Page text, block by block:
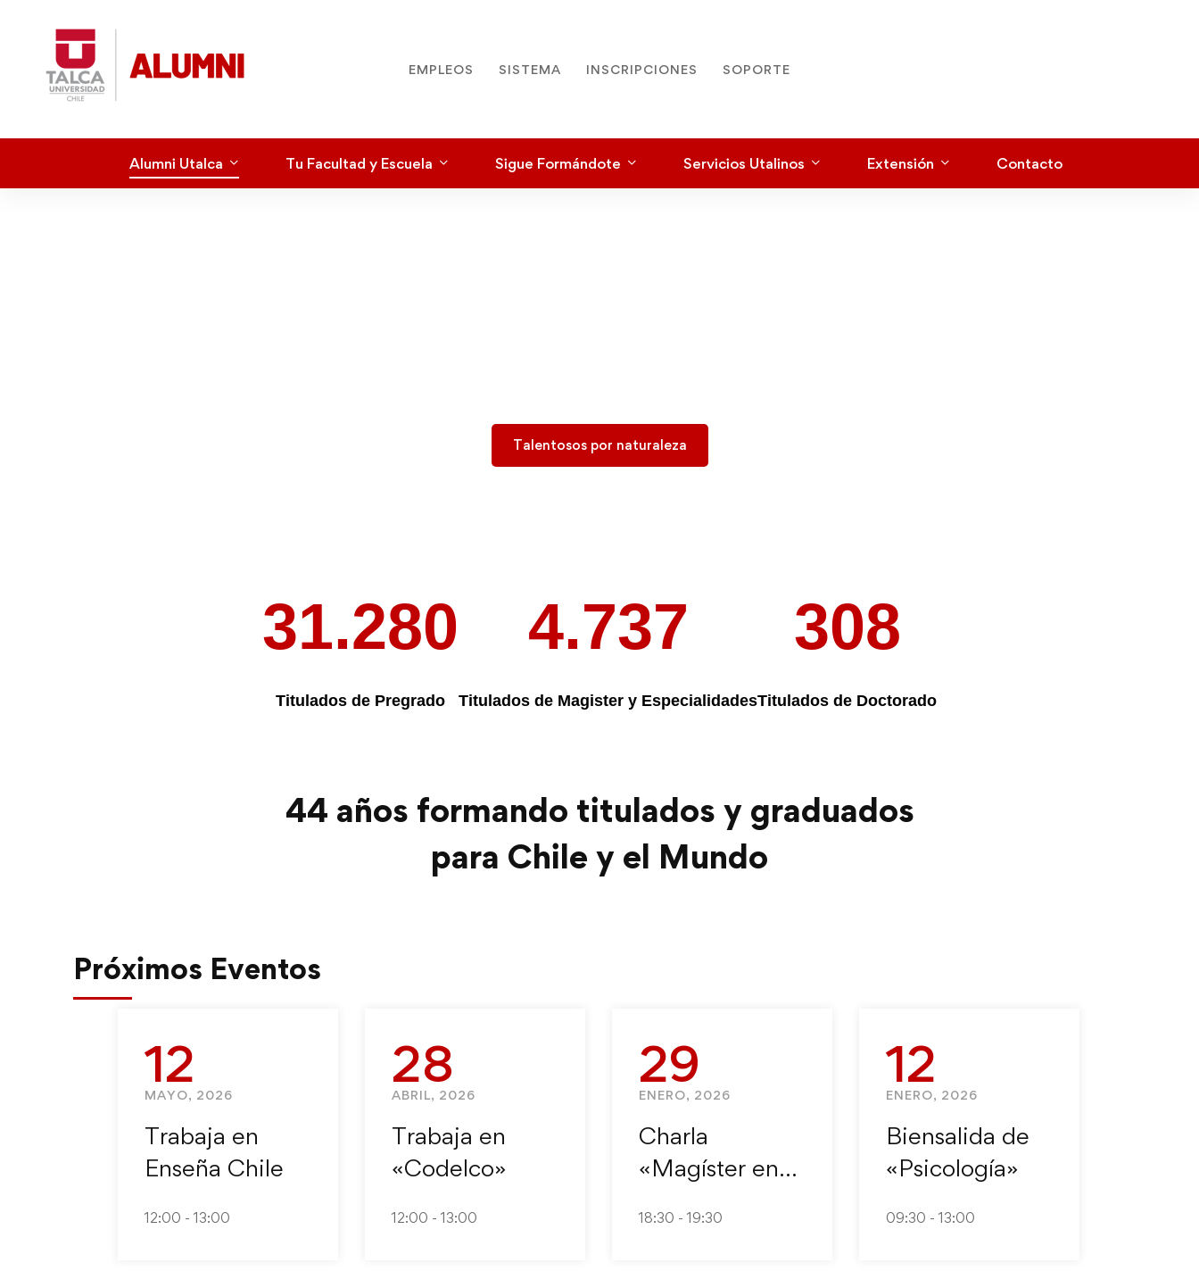
EMPLEOS SISTEMA INSCRIPCIONES SOPORTE
Alumni Utalca Tu Facultad y Escuela Sigue Formándote Servicios Utalinos Extensión Contacto
Talentosos por naturaleza
31.280
Titulados de Pregrado
4.737
Titulados de Magister y Especialidades
308
Titulados de Doctorado
44 años formando titulados y graduados
para Chile y el Mundo
Próximos Eventos
12
MAYO, 2026
Trabaja en
Enseña Chile
12:00 - 13:00
28
ABRIL, 2026
Trabaja en
«Codelco»
12:00 - 13:00
29
ENERO, 2026
Charla
«Magíster en
Innovación y
18:30 - 19:30
12
ENERO, 2026
Biensalida de
«Psicología»
09:30 - 13:00